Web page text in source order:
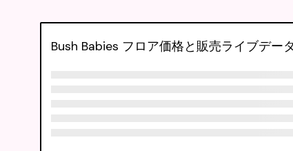
Bush Babies フロア価格と販売ライブデータ